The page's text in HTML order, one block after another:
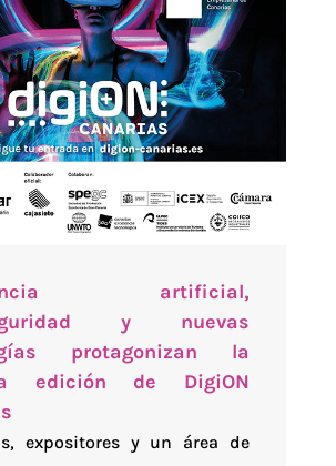
artificial,
y nuevas
protagonizan la
edición de DigiON
expositores y un área de